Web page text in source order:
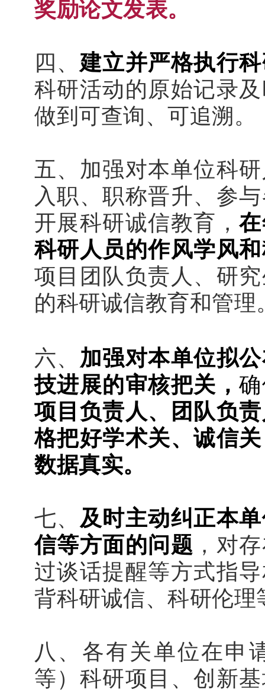
奖励论文发表。
四、 建立并严格执行
科研活动的原始记录
做到可查询、可追溯。
五、加强对本单位科
入职、职称晋升、参
开展科研诚信教育，
科研人员的作风学风
项目团队负责人、研
的科研诚信教育和管理
六、 加强对本单位拟
技进展的审核把关，
项目负责人、团队负
格把好学术关、诚信
数据真实。
七、 及时主动纠正本
信等方面的问题 ，对
过谈话提醒等方式指
背科研诚信、科研伦
八、各有关单位在申
等）科研项目、创新